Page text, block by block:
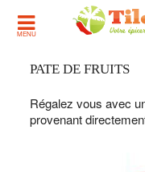
MENU
PATE DE FRUITS
Régalez vous avec
provenant